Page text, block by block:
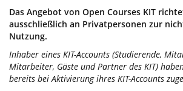
Das Angebot von Open Courses KIT
ausschließlich an Privatpersonen zur
Nutzung.
Inhaber eines KIT-Accounts (Studierende,
Mitarbeiter, Gäste und Partner des KIT)
bereits bei Aktivierung ihres KIT-Accounts